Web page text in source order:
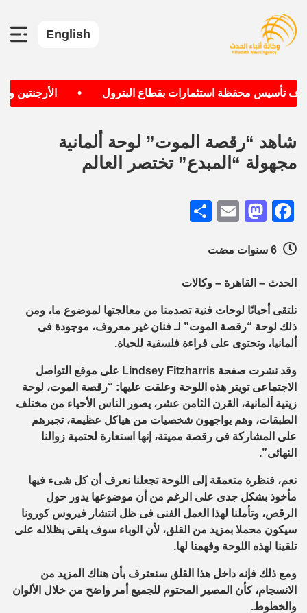
English
تأسيس محفظة استثمارات بقطاع البترول الأرجنتين
شاهد “رقصة الموت” لوحة ألمانية
مجهولة “المبدع” تختصر العالم
Facebook
Mastodon
Email
الحدث – القاهرة – وكالات
نلتقى أحيانًا لوحات فنية تصدمنا من معالجتها لموضوع ما، ومن
ذلك لوحة “رقصة الموت” لـ فنان غير معروف، موجودة فى
ألمانيا، وتحتوى على قراءة فلسفية للحياة.
وقد نشرت صفحة Lindsey Fitzharris على موقع التواصل
الاجتماعى تويتر هذه اللوحة وعلقت عليها: “رقصة الموت، لوحة
زيتية ألمانية، القرن الثامن عشر، يصور الناس الأحياء من مختلف
الطبقات، وهم يواجهون شخصيات من هياكل عظيمة، تجبرهم
على المشاركة فى رقصة مميتة، إنها استعارة لحتمية زوالنا
النهائى”.
نعم، فنظرة متعمقة إلى اللوحة تجعلنا نعرف أن كل شىء فيها
مأخوذ بشكل جدى على الرغم من أن موضوعها يدور حول
الرقص، وتأملنا لهذا العمل الفنى فى ظل انتشار فيروس كورونا
سيكون محملا بمزيد من القلق، لأن الوباء سوف يلقى بظلاله على
تلقينا لهذه اللوحة وفهمنا لها.
ومع ذلك فإنه داخل هذا القلق سنعترف بأن هناك المزيد من
الانسجام، كأن المصير المحتوم للجميع أمر واضح من خلال الألوان
والخطوط.